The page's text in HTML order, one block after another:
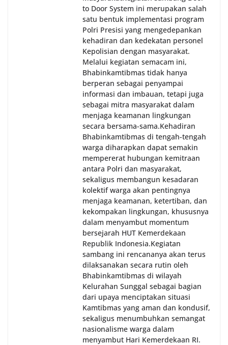
to Door System ini merupakan salah
satu bentuk implementasi program
Polri Presisi yang mengedepankan
kehadiran dan kedekatan personel
Kepolisian dengan masyarakat.
Melalui kegiatan semacam ini,
Bhabinkamtibmas tidak hanya
berperan sebagai penyampai
informasi dan imbauan, tetapi juga
sebagai mitra masyarakat dalam
menjaga keamanan lingkungan
secara bersama-sama.‎‎Kehadiran
Bhabinkamtibmas di tengah-tengah
warga diharapkan dapat semakin
mempererat hubungan kemitraan
antara Polri dan masyarakat,
sekaligus membangun kesadaran
kolektif warga akan pentingnya
menjaga keamanan, ketertiban, dan
kekompakan lingkungan, khususnya
dalam menyambut momentum
bersejarah HUT Kemerdekaan
Republik Indonesia.‎Kegiatan
sambang ini rencananya akan terus
dilaksanakan secara rutin oleh
Bhabinkamtibmas di wilayah
Kelurahan Sunggal sebagai bagian
dari upaya menciptakan situasi
Kamtibmas yang aman dan kondusif,
sekaligus menumbuhkan semangat
nasionalisme warga dalam
menyambut Hari Kemerdekaan RI.